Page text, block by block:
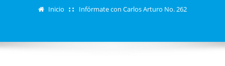
Inicio Infórmate con Carlos Arturo No. 262